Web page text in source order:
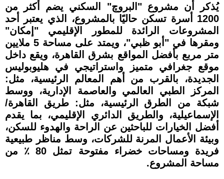
يُذكر أن مشروع "البروچ" السكني يضم أكثر من
1200 أسرة تسكن حاليًا بالمشروع، الذي يعتبر أحد
المشروعات الرائدة للمطور الإقليمي "إمكان"
ومقرها في "أبو ظبي"، ويمتد على مساحة 5 ملايين
متر مربع بأفضل المواقع بشرق القاهرة، ويقع داخل
موقع جغرافي متميز واستراتيجي في هليوبوليس
الجديدة، بالقرب من أهم المعالم الرئيسية، مثل:
المركز الطبي العالمي والعاصمة الإدارية، ووسط
شبكة من الطرق الرئيسية، مثل: طريق القاهرة/
الإسماعيلية، والطريق الدائري الإقليمي، بما يقدم
أفضل الخيارات للباحثين عن الراحة والهدوء للسكن،
وبيئة الأعمال المرنة للشركات، وسط مناظر طبيعية
فريدة ومساحات خضراء مفتوحة تمثل 80 ٪ من
مساحة المشروع.